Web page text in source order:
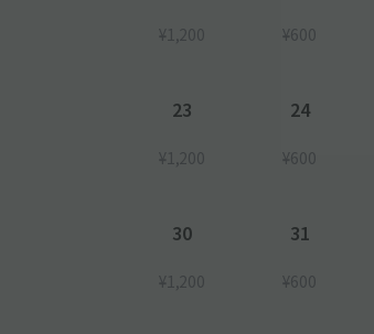
¥1,200 ¥600
23
¥1,200
24
¥600
30
¥1,200
31
¥600